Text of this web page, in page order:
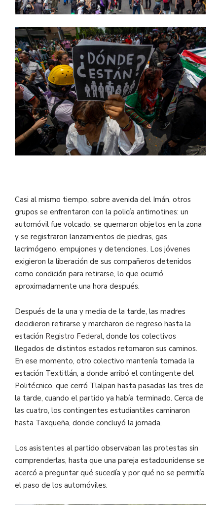
Casi al mismo tiempo, sobre avenida del Imán, otros
grupos se enfrentaron con la policía antimotines: un
automóvil fue volcado, se quemaron objetos en la zona
y se registraron lanzamientos de piedras, gas
lacrimógeno, empujones y detenciones. Los jóvenes
exigieron la liberación de sus compañeros detenidos
como condición para retirarse, lo que ocurrió
aproximadamente una hora después.
Después de la una y media de la tarde, las madres
decidieron retirarse y marcharon de regreso hasta la
estación Registro Federal, donde los colectivos
llegados de distintos estados retomaron sus caminos.
En ese momento, otro colectivo mantenía tomada la
estación Textitlán, a donde arribó el contingente del
Politécnico, que cerró Tlalpan hasta pasadas las tres de
la tarde, cuando el partido ya había terminado. Cerca de
las cuatro, los contingentes estudiantiles caminaron
hasta Taxqueña, donde concluyó la jornada.
Los asistentes al partido observaban las protestas sin
comprenderlas, hasta que una pareja estadounidense se
acercó a preguntar qué sucedía y por qué no se permitía
el paso de los automóviles.